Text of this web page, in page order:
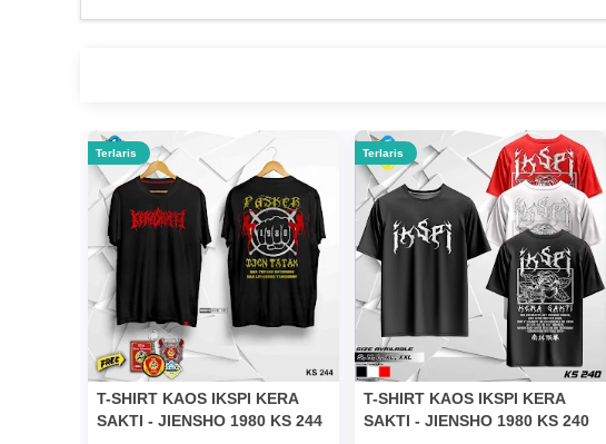
Terlaris
T-SHIRT KAOS IKSPI KERA
SAKTI - JIENSHO 1980 KS 244
Terlaris
T-SHIRT KAOS IKSPI KERA
SAKTI - JIENSHO 1980 KS 240